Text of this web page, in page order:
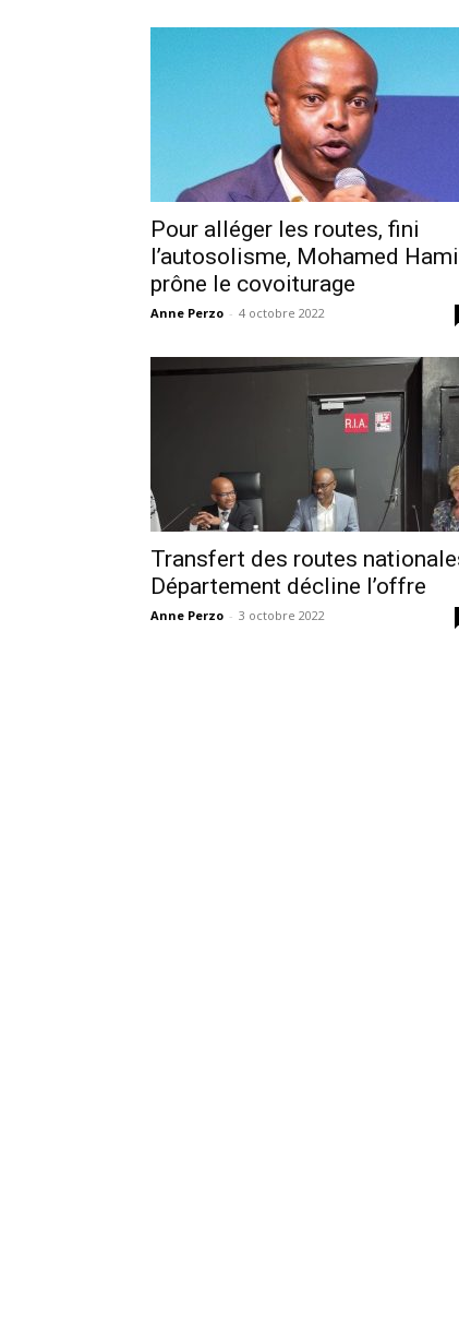
Pour alléger les routes, fini
l’autosolisme, Mohamed
prône le covoiturage
Anne Perzo - 4 octobre 2022
Transfert des routes
Département décline l’offre
Anne Perzo - 3 octobre 2022